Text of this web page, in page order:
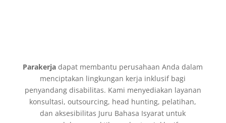
Parakerja dapat membantu perusahaan Anda dalam
menciptakan lingkungan kerja inklusif bagi
penyandang disabilitas. Kami menyediakan layanan
konsultasi, outsourcing, head hunting, pelatihan,
dan aksesibilitas Juru Bahasa Isyarat untuk